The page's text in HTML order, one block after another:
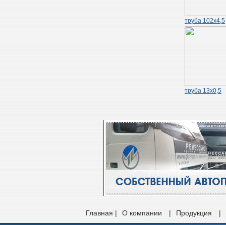
труба 102х4,5
труба 13х0,5
Главная | О компании | Продукция |